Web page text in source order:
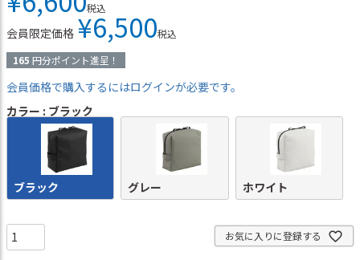
税込
会員限定価格 ¥6,500税込
165 円分ポイント進呈！
会員価格で購入するにはログインが必要です。
カラー ブラック
ブラック グレー ホワイト
お気に入りに登録する